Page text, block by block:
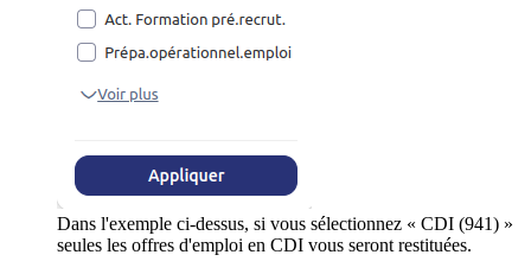
Dans l'exemple ci-dessus, si vous sélectionnez « CDI (941) »
seules les offres d'emploi en CDI vous seront restituées.